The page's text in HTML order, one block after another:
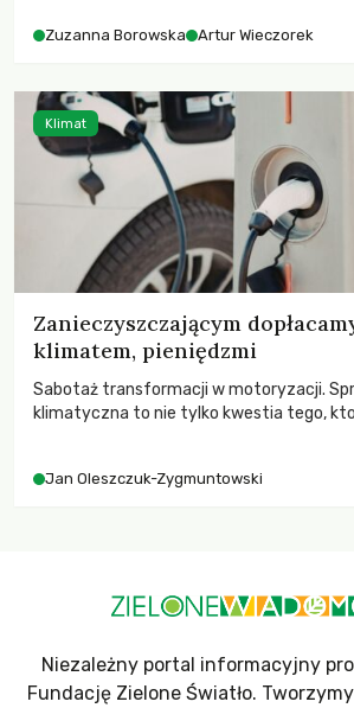
Zuzanna Borowska Artur Wieczorek
Zanieczyszczającym
klimatem, pieniędzmi
Sabotaż transformacji w motoryzacji.
klimatyczna to nie tylko kwestia tego,
Jan Oleszczuk-Zygmuntowski
Klimat
Niezależny portal informacyjny
Fundację Zielone Światło.